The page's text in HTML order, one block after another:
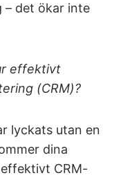
– det ökar inte
effektivt
(CRM)?
lyckats utan en
dina
CRM-